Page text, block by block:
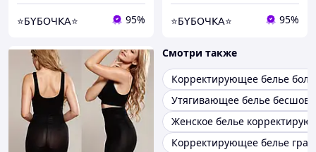
⭐Б𝖸Б𝖮Ч𝖪𝖠⭐ 95% ⭐Б𝖸Б𝖮Ч𝖪𝖠⭐ 95%
Смотри также
Корректирующее белье
Утягивающее белье
Женское белье
Корректирующее белье